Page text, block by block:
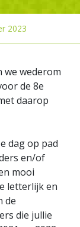
2023
we wederom
de 8e
daarop
dag op pad
en/of
mooi
letterlijk en
de
die jullie